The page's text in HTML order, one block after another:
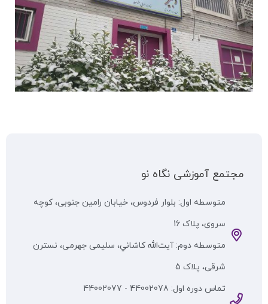
مجتمع آموزشی نگاه نو
متوسطه اول: بلوار فردوس، خیابان رامین جنوبی، کوچه
سروی، پلاک 16
متوسطه دوم: آيت‌الله كاشاني، سلیمی جهرمی، نسترن
شرقی، پلاک 5
تماس دوره اول: 44002078 - 44002077